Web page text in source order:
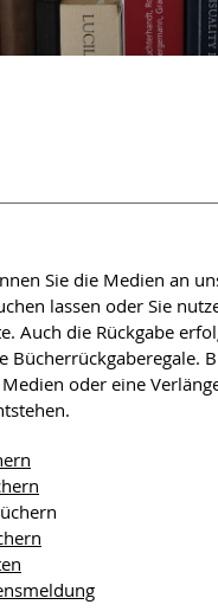
Sie die Medien an
lassen oder Sie
Auch die Rückgabe
Bücherrückgaberegale.
oder eine